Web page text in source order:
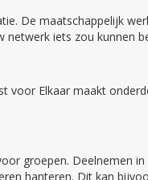
De maatschappelijk
netwerk iets zou kunnen
voor Elkaar maakt
groepen. Deelnemen
hanteren. Dit kan